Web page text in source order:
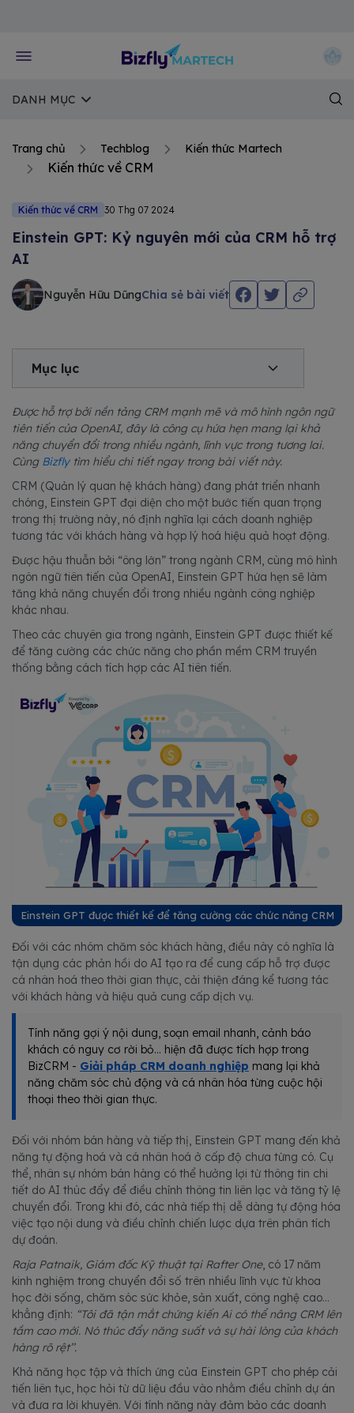
DANH MỤC
Trang chủ Techblog Kiến thức Martech
Kiến thức về CRM
Kiến thức về CRM 30 Thg 07 2024
Einstein GPT: Kỷ nguyên mới của CRM hỗ trợ
AI
Nguyễn Hữu DũngChia sẻ bài viết
Mục lục
Được hỗ trợ bởi nền tảng CRM mạnh mẽ và mô hình ngôn ngữ
tiên tiến của OpenAI, đây là công cụ hứa hẹn mang lại khả
năng chuyển đổi trong nhiều ngành, lĩnh vực trong tương lai.
Cùng Bizflytìm hiểu chi tiết ngay trong bài viết này.
CRM (Quản lý quan hệ khách hàng) đang phát triển nhanh
chóng, Einstein GPT đại diện cho một bước tiến quan trọng
trong thị trường này, nó định nghĩa lại cách doanh nghiệp
tương tác với khách hàng và hợp lý hoá hiệu quả hoạt động.
Được hậu thuẫn bởi “ông lớn” trong ngành CRM, cùng mô hình
ngôn ngữ tiên tiến của OpenAI, Einstein GPT hứa hẹn sẽ làm
tăng khả năng chuyển đổi trong nhiều ngành công nghiệp
khác nhau.
Theo các chuyên gia trong ngành, Einstein GPT được thiết kế
để tăng cường các chức năng cho phần mềm CRM truyền
thống bằng cách tích hợp các AI tiên tiến.
Einstein GPT được thiết kế để tăng cường các chức năng CRM
Đối với các nhóm chăm sóc khách hàng, điều này có nghĩa là
tận dụng các phản hồi do AI tạo ra để cung cấp hỗ trợ được
cá nhân hoá theo thời gian thực, cải thiện đáng kể tương tác
với khách hàng và hiệu quả cung cấp dịch vụ.
Tính năng gợi ý nội dung, soạn email nhanh, cảnh báo
khách có nguy cơ rời bỏ… hiện đã được tích hợp trong
BizCRM - Giải pháp CRM doanh nghiệp mang lại khả
năng chăm sóc chủ động và cá nhân hóa từng cuộc hội
thoại theo thời gian thực.
Đối với nhóm bán hàng và tiếp thị, Einstein GPT mang đến khả
năng tự động hoá và cá nhân hoá ở cấp độ chưa từng có. Cụ
thể, nhân sự nhóm bán hàng có thể hưởng lợi từ thông tin chi
tiết do AI thúc đẩy để điều chỉnh thông tin liên lạc và tăng tỷ lệ
chuyển đổi. Trong khi đó, các nhà tiếp thị dễ dàng tự động hóa
việc tạo nội dung và điều chỉnh chiến lược dựa trên phân tích
dự đoán.
Raja Patnaik, Giám đốc Kỹ thuật tại Rafter One, có 17 năm
kinh nghiệm trong chuyển đổi số trên nhiều lĩnh vực từ khoa
học đời sống, chăm sóc sức khỏe, sản xuất, công nghệ cao…
khẳng định: “Tôi đã tận mắt chứng kiến Ai có thể nâng CRM lên
tầm cao mới. Nó thúc đẩy năng suất và sự hài lòng của khách
hàng rõ rệt’’.
Khả năng học tập và thích ứng của Einstein GPT cho phép cải
tiến liên tục, học hỏi từ dữ liệu đầu vào nhằm điều chỉnh dự án
và đưa ra lời khuyên. Với tính năng này đảm bảo các doanh